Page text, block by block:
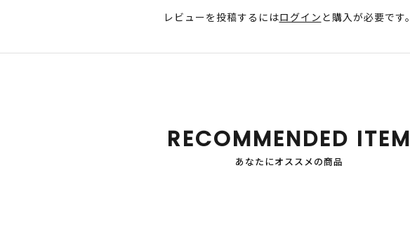
レビューを投稿するにはログイン と購入が必要です。
RECOMMENDED ITEM
あなたにオススメの商品